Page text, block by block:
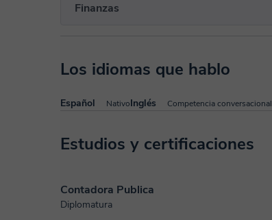
Finanzas
Los idiomas que hablo
Español NativoInglés Competencia conversacional
Estudios y certificaciones
Contadora Publica
Diplomatura